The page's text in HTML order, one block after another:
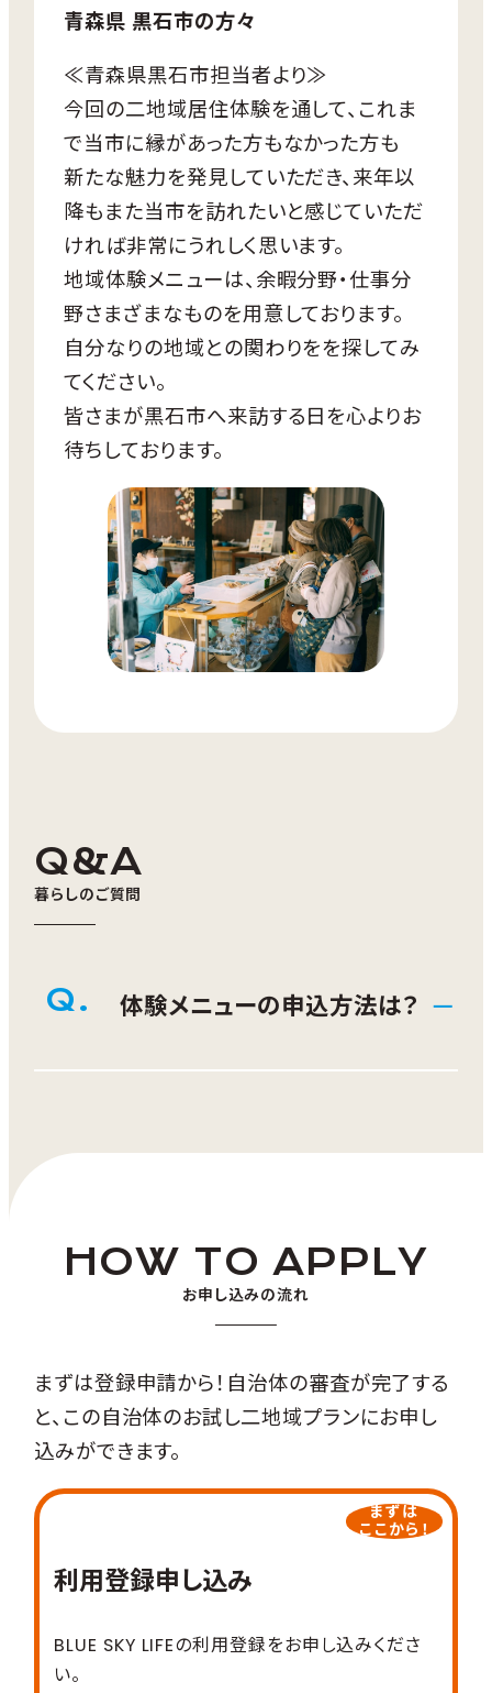
正午：青森空港到着、レンタカーorバスで黒石
夕方：宿泊先にてチェックイン⇒夕食
■2日目
午前：つながり体験メニューへの参加⇒伝統
工芸品制作体験等
正午：まちあるき⇒こみせ通りにてランチ
午後：市役所職員と面談
夕方：青森空港へ（帰宅）
※つながり体験メニューはご自身で申込先に
ご連絡ください。
※市役所職員との面談については、可能な限
りご希望に沿った日時で調整します。
ねぷた灯ろう作成
青森県 黒石市の方々
≪青森県黒石市担当者より≫
今回の二地域居住体験を通して、これま
で当市に縁があった方もなかった方も
新たな魅力を発見していただき、来年以
降もまた当市を訪れたいと感じていただ
ければ非常にうれしく思います。
地域体験メニューは、余暇分野・仕事分
野さまざまなものを用意しております。
自分なりの地域との関わりをを探してみ
てください。
皆さまが黒石市へ来訪する日を心よりお
待ちしております。
Q&A
暮らしのご質問
Q. 体験メニューの申込方法は？
HOW TO APPLY
お申し込みの流れ
まずは登録申請から！自治体の審査が完了する
と、この自治体のお試し二地域プランにお申し
込みができます。
まずは
ここから！
利用登録申し込み
BLUE SKY LIFEの利用登録をお申し込みくださ
い。